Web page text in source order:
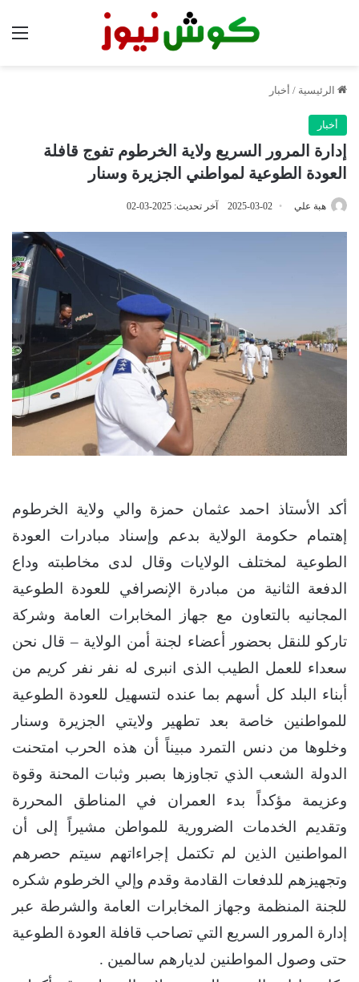
الرئيسية / أخبار
أخبار
إدارة المرور السريع ولاية الخرطوم تفوج قافلة
العودة الطوعية لمواطني الجزيرة وسنار
هبة علي 2025-03-02 آخر تحديث: 2025-03-02
أكد الأستاذ احمد عثمان حمزة والي ولاية الخرطوم
إهتمام حكومة الولاية بدعم وإسناد مبادرات العودة
الطوعية لمختلف الولايات وقال لدى مخاطبته وداع
الدفعة الثانية من مبادرة الإنصرافي للعودة الطوعية
المجانيه بالتعاون مع جهاز المخابرات العامة وشركة
تاركو للنقل بحضور أعضاء لجنة أمن الولاية – قال نحن
سعداء للعمل الطيب الذى انبرى له نفر نفر كريم من
أبناء البلد كل أسهم بما عنده لتسهيل للعودة الطوعية
للمواطنين خاصة بعد تطهير ولايتي الجزيرة وسنار
وخلوها من دنس التمرد مبيناً أن هذه الحرب امتحنت
الدولة الشعب الذي تجاوزها بصبر وثبات المحنة وقوة
وعزيمة مؤكداً بدء العمران في المناطق المحررة
وتقديم الخدمات الضرورية للمواطن مشيراً إلى أن
المواطنين الذين لم تكتمل إجراءاتهم سيتم حصرهم
وتجهيزهم للدفعات القادمة وقدم وإلي الخرطوم شكره
للجنة المنظمة وجهاز المخابرات العامة والشرطة عبر
إدارة المرور السريع التي تصاحب قافلة العودة الطوعية
حتى وصول المواطنين لديارهم سالمين .